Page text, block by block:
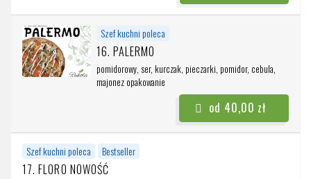
Szef kuchni poleca
16. PALERMO
pomidorowy, ser, kurczak, pieczarki, pomidor, cebula,
majonez opakowanie
Szef kuchni poleca Bestseller
17. FLORO NOWOŚĆ